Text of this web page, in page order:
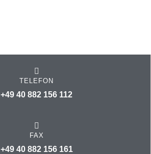
TELEFON
+49 40 882 156 112
FAX
+49 40 882 156 161